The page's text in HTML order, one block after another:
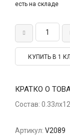
есть на складе
КУПИТЬ В 1
КРАТКО О
Состав:
Артикул: V2089